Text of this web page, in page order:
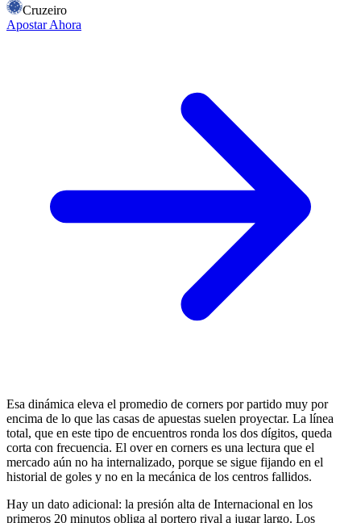
Cruzeiro
Apostar Ahora
Esa dinámica eleva el promedio de corners por partido muy por
encima de lo que las casas de apuestas suelen proyectar. La línea
total, que en este tipo de encuentros ronda los dos dígitos, queda
corta con frecuencia. El over en corners es una lectura que el
mercado aún no ha internalizado, porque se sigue fijando en el
historial de goles y no en la mecánica de los centros fallidos.
Hay un dato adicional: la presión alta de Internacional en los
primeros 20 minutos obliga al portero rival a jugar largo. Los